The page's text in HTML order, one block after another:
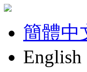
簡體中
English